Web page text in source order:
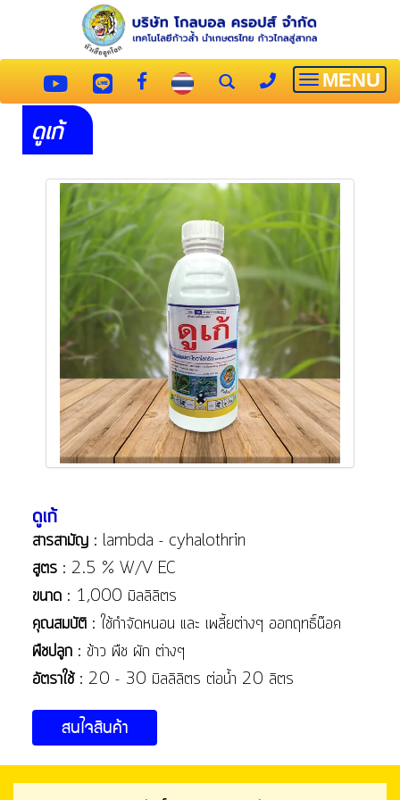
Toggle
MENU
ดูเก้
ดูเก้
สารสามัญ : lambda - cyhalothrin
สูตร : 2.5 % W/V EC
ขนาด : 1,000 มิลลิลิตร
คุณสมบัติ : ใช้กำจัดหนอน และ เพลี้ยต่างๆ ออกฤทธิ์น๊อค
พืชปลูก : ข้าว พืช ผัก ต่างๆ
อัตราใช้: 20 - 30 มิลลิลิตร ต่อน้ำ 20 ลิตร
สนใจสินค้า